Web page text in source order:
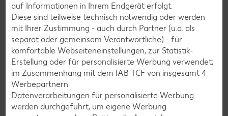
Lamm-Rezepte
Grill-Rezepte
Muffin-Rezepte
Apfelkuchen-Rezepte
Schokokuchen-Rezepte
Torten-Rezepte
auf Informationen in Ihrem Endgerät erfolgt.
Diese sind teilweise technisch notwendig oder werden
mit Ihrer Zustimmung - auch durch Partner (u.a. als
separat oder gemeinsam Verantwortliche) - für
komfortable Webseiteneinstellungen, zur Statistik-
Erstellung oder für personalisierte Werbung verwendet;
im Zusammenhang mit dem IAB TCF von insgesamt 4
Werbepartnern.
Datenverarbeitungen für personalisierte Werbung
werden durchgeführt, um eigene Werbung